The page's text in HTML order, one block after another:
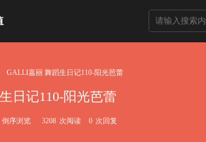
GALLI嘉丽 舞蹈生日记110-阳光芭蕾
日记110-阳光芭蕾
倒序浏览 3208 次阅读 0 次回复